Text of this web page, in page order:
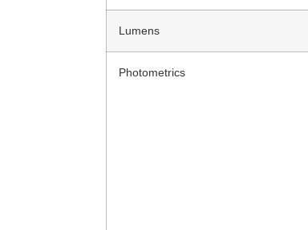
Lumens
Photometrics